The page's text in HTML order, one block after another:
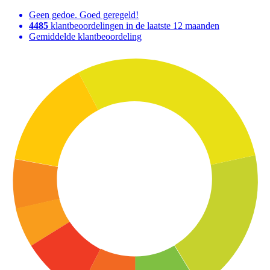
Geen gedoe. Goed geregeld!
4485 klantbeoordelingen in de laatste 12 maanden
Gemiddelde klantbeoordeling